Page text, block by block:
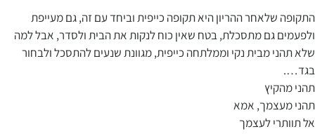
התקופה שלאחר ההריון היא תקופה כייפית וביחד עם זה, גם מעייפת
ולפעמים גם מתסכלת, בטח שאין כוח לנקות את הבית ולסדר, אבל למה
שלא תהני מבית נקי וממלתחה כייפית, מגוונת שנעים להתסכל ולבחור
בגד….
תהני מהקיץ
תהני מעצמך, אמא
אל תוותרי לעצמך